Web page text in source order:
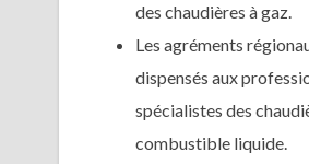
des chaudières à gaz.
Les agréments
dispensés aux
spécialistes des
combustible liquide.